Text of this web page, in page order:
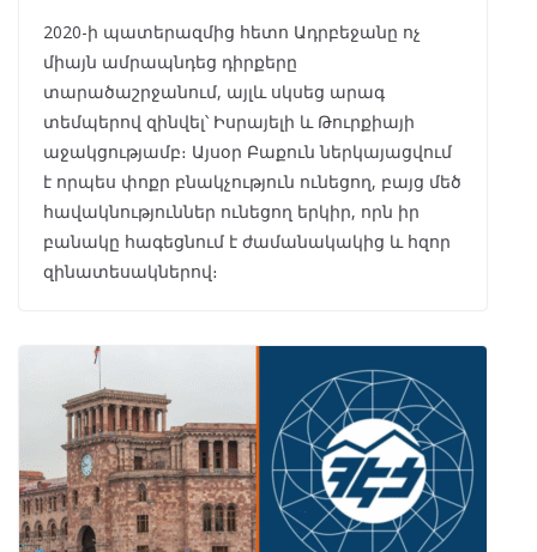
2020-ի պատերազմից հետո Ադրբեջանը ոչ
միայն ամրապնդեց դիրքերը
տարածաշրջանում, այլև սկսեց արագ
տեմպերով զինվել՝ Իսրայելի և Թուրքիայի
աջակցությամբ։ Այսօր Բաքուն ներկայացվում
է որպես փոքր բնակչություն ունեցող, բայց մեծ
հավակնություններ ունեցող երկիր, որն իր
բանակը հագեցնում է ժամանակակից և հզոր
զինատեսակներով։